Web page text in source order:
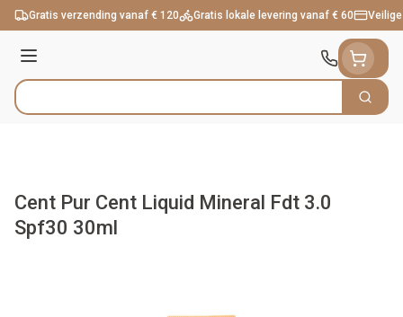
Ga naar de inhoud
Gratis verzending vanaf € 120 Gratis lokale levering vanaf € 60
Menu
Product, merk, categorie... Zoek
Cent Pur Cent Liquid Mineral Fdt 3.0
Spf30 30ml